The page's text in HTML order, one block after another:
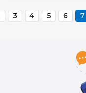
3 4 5 6 7